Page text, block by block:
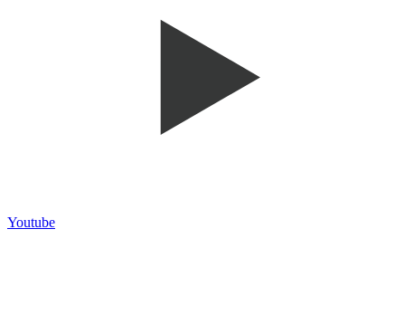
Youtube